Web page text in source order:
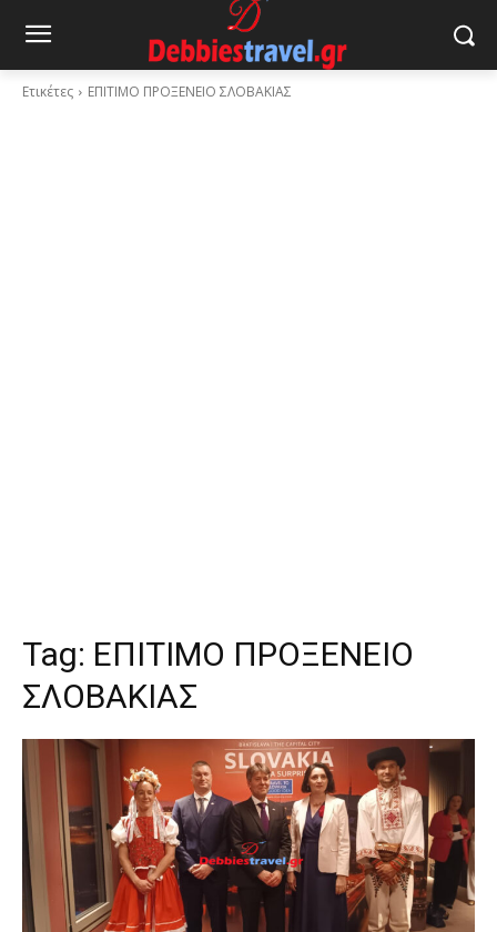
Ετικέτες ΕΠΙΤΙΜΟ ΠΡΟΞΕΝΕΙΟ ΣΛΟΒΑΚΙΑΣ
Tag: ΕΠΙΤΙΜΟ ΠΡΟΞΕΝΕΙΟ
ΣΛΟΒΑΚΙΑΣ